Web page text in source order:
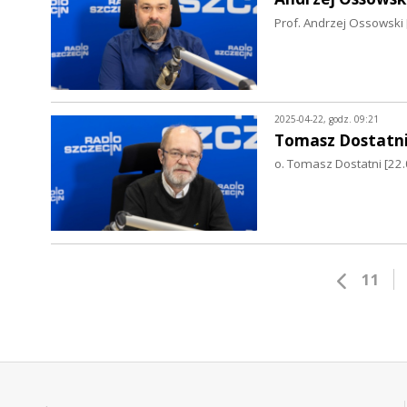
Prof. Andrzej
2025-04-22, godz. 09:21
Tomasz
o. Tomasz Dostatni
11